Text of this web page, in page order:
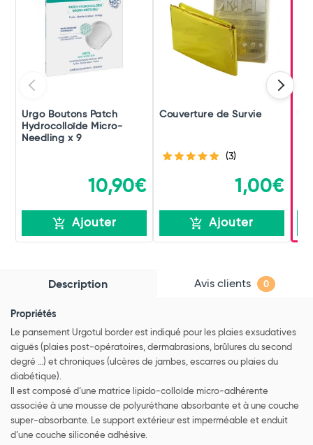
Urgo Boutons Patch
Hydrocolloïde Micro-
Needling x 9
10,90€
Ajouter
Couverture de Survie
(3)
1,00€
Ajouter
Description Avis clients 0
Propriétés
Le pansement Urgotul border est indiqué pour les plaies exsudatives
aiguës (plaies post-opératoires, dermabrasions, brûlures du second
degré …) et chroniques (ulcères de jambes, escarres ou plaies du
diabétique).
Il est composé d’une matrice lipido-colloïde micro-adhérente
associée à une mousse de polyuréthane absorbante et à une couche
super-absorbante. Le support extérieur est imperméable et enduit
d’une couche siliconée adhésive.